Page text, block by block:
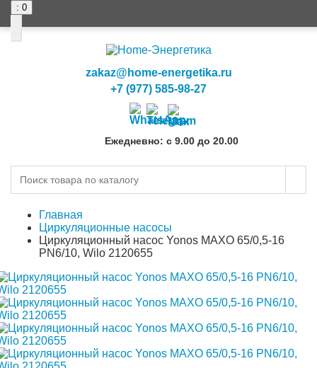
: 0
zakaz@home-energetika.ru
+7 (977) 585-98-27
Ежедневно: с 9.00 до 20.00
Главная
Циркуляционные насосы
Циркуляционный насос Yonos MAXO 65/0,5-16
PN6/10, Wilo 2120655